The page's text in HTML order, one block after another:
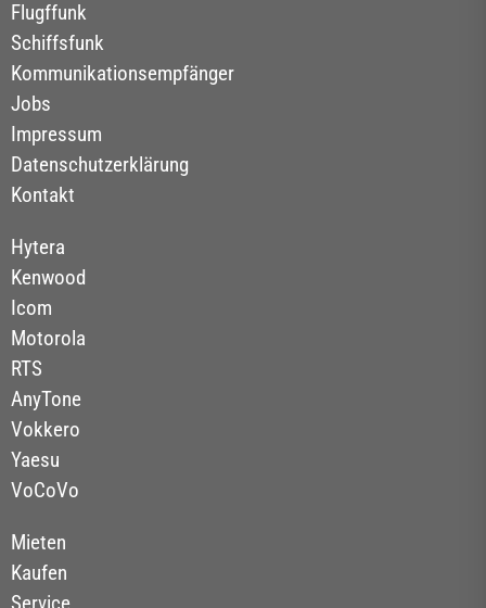
Flugffunk
Schiffsfunk
Kommunikationsempfänger
Jobs
Impressum
Datenschutzerklärung
Kontakt
Hytera
Kenwood
Icom
Motorola
RTS
AnyTone
Vokkero
Yaesu
VoCoVo
Mieten
Kaufen
Service